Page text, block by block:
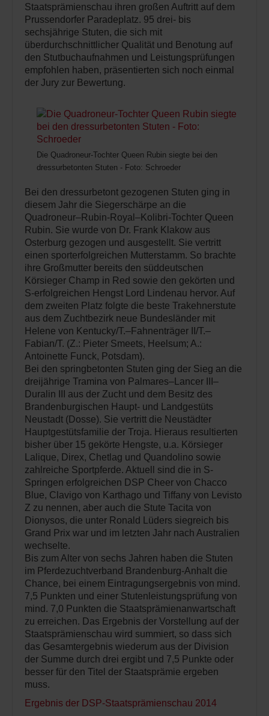
Staatsprämienschau ihren großen Auftritt auf dem
Prussendorfer Paradeplatz. 95 drei- bis
sechsjährige Stuten, die sich mit
überdurchschnittlicher Qualität und Benotung auf
den Stutbuchaufnahmen und Leistungsprüfungen
empfohlen haben, präsentierten sich noch einmal
der Jury zur Bewertung.
Die Quadroneur-Tochter Queen Rubin siegte bei den
dressurbetonten Stuten - Foto: Schroeder
Bei den dressurbetont gezogenen Stuten ging in
diesem Jahr die Siegerschärpe an die
Quadroneur–Rubin-Royal–Kolibri-Tochter Queen
Rubin. Sie wurde von Dr. Frank Klakow aus
Osterburg gezogen und ausgestellt. Sie vertritt
einen sporterfolgreichen Mutterstamm. So brachte
ihre Großmutter bereits den süddeutschen
Körsieger Champ in Red sowie den gekörten und
S-erfolgreichen Hengst Lord Lindenau hervor. Auf
dem zweiten Platz folgte die beste Trakehnerstute
aus dem Zuchtbezirk neue Bundesländer mit
Helene von Kentucky/T.–Fahnenträger II/T.–
Fabian/T. (Z.: Pieter Smeets, Heelsum; A.:
Antoinette Funck, Potsdam).
Bei den springbetonten Stuten ging der Sieg an die
dreijährige Tramina von Palmares–Lancer III–
Duralin III aus der Zucht und dem Besitz des
Brandenburgischen Haupt- und Landgestüts
Neustadt (Dosse). Sie vertritt die Neustädter
Hauptgestütsfamilie der Troja. Hieraus resultierten
bisher über 15 gekörte Hengste, u.a. Körsieger
Lalique, Direx, Chetlag und Quandolino sowie
zahlreiche Sportpferde. Aktuell sind die in S-
Springen erfolgreichen DSP Cheer von Chacco
Blue, Clavigo von Karthago und Tiffany von Levisto
Z zu nennen, aber auch die Stute Tacita von
Dionysos, die unter Ronald Lüders siegreich bis
Grand Prix war und im letzten Jahr nach Australien
wechselte.
Bis zum Alter von sechs Jahren haben die Stuten
im Pferdezuchtverband Brandenburg-Anhalt die
Chance, bei einem Eintragungsergebnis von mind.
7,5 Punkten und einer Stutenleistungsprüfung von
mind. 7,0 Punkten die Staatsprämienanwartschaft
zu erreichen. Das Ergebnis der Vorstellung auf der
Staatsprämienschau wird summiert, so dass sich
das Gesamtergebnis wiederum aus der Division
der Summe durch drei ergibt und 7,5 Punkte oder
besser für den Titel der Staatsprämie ergeben
muss.
Ergebnis der DSP-Staatsprämienschau 2014